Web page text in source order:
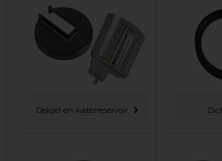
Deksel en waterreservoir